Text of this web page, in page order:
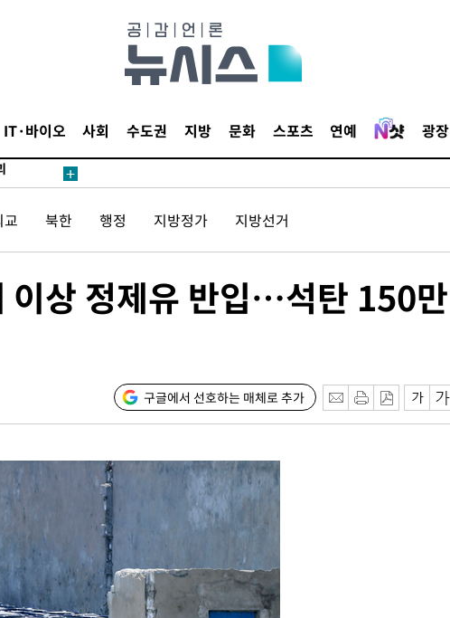
IT·바이오 사회 수도권 지방 문화 스포츠 연예 광장
날씨]
원해 아
겠다"
려 죄
날씨]
원해 아
북한 행정 지방정가 지방선거
상 정제유 반입…석탄 150만
구글에서 선호하는 매체로 추가